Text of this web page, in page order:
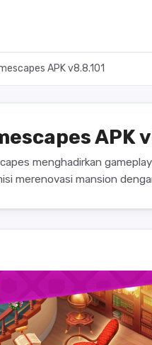
APK v8.8.101
APK
menghadirkan
merenovasi mansion